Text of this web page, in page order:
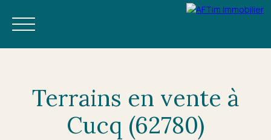
NEUF ESTIMER LOUER À L'ANNÉE
Terrains en vente à
Cucq (62780)